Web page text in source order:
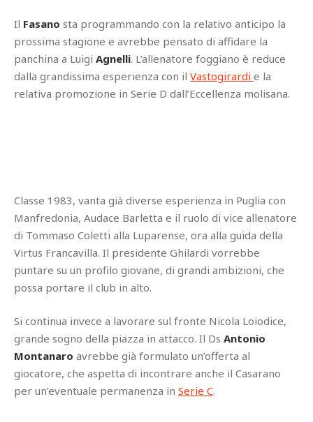
Il Fasano sta programmando con la relativo anticipo la
prossima stagione e avrebbe pensato di affidare la
panchina a Luigi Agnelli. L’allenatore foggiano è reduce
dalla grandissima esperienza con il Vastogirardi e la
relativa promozione in Serie D dall’Eccellenza molisana.
Classe 1983, vanta già diverse esperienza in Puglia con
Manfredonia, Audace Barletta e il ruolo di vice allenatore
di Tommaso Coletti alla Luparense, ora alla guida della
Virtus Francavilla. Il presidente Ghilardi vorrebbe
puntare su un profilo giovane, di grandi ambizioni, che
possa portare il club in alto.
Si continua invece a lavorare sul fronte Nicola Loiodice,
grande sogno della piazza in attacco. Il Ds Antonio
Montanaro avrebbe già formulato un’offerta al
giocatore, che aspetta di incontrare anche il Casarano
per un’eventuale permanenza in Serie C.